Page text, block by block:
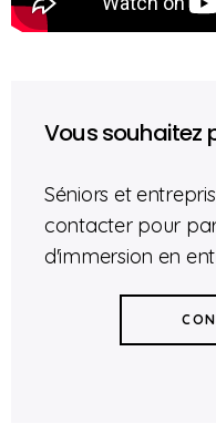
Vous souhaitez
Séniors et
contacter pour
d'immersion en